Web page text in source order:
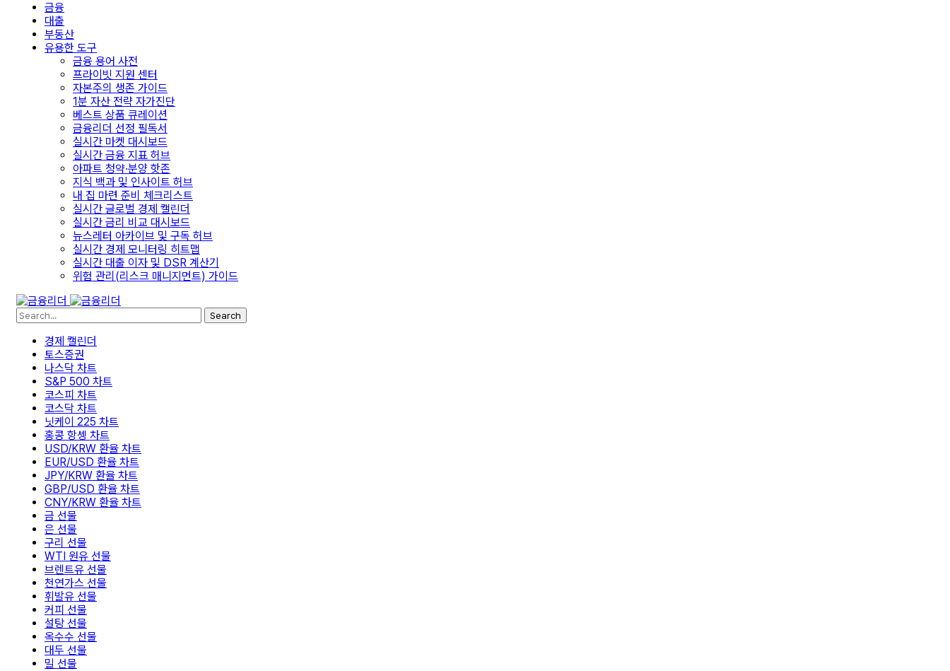
금융
대출
부동산
유용한 도구
금융 용어 사전
프라이빗 지원 센터
자본주의 생존 가이드
1분 자산 전략 자가진단
베스트 상품 큐레이션
금융리더 선정 필독서
실시간 마켓 대시보드
실시간 금융 지표 허브
아파트 청약·분양 핫존
지식 백과 및 인사이트 허브
내 집 마련 준비 체크리스트
실시간 글로벌 경제 캘린더
실시간 금리 비교 대시보드
뉴스레터 아카이브 및 구독 허브
실시간 경제 모니터링 히트맵
실시간 대출 이자 및 DSR 계산기
위험 관리(리스크 매니지먼트) 가이드
Search
경제 캘린더
토스증권
나스닥 차트
S&P 500 차트
코스피 차트
코스닥 차트
닛케이 225 차트
홍콩 항셍 차트
USD/KRW 환율 차트
EUR/USD 환율 차트
JPY/KRW 환율 차트
GBP/USD 환율 차트
CNY/KRW 환율 차트
금 선물
은 선물
구리 선물
WTI 원유 선물
브렌트유 선물
천연가스 선물
휘발유 선물
커피 선물
설탕 선물
옥수수 선물
대두 선물
밀 선물